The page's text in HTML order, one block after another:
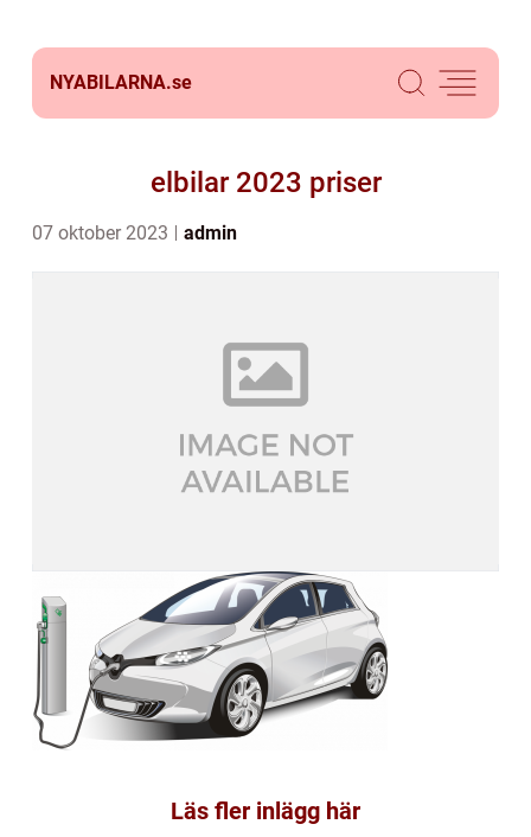
NYABILARNA.se
elbilar 2023 priser
07 oktober 2023 admin
Läs fler inlägg här